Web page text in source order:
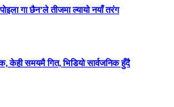
गा छैन’ले तीजमा ल्यायो नयाँ तरंग
केही समयमै गित, भिडियो सार्वजनिक हुँदै